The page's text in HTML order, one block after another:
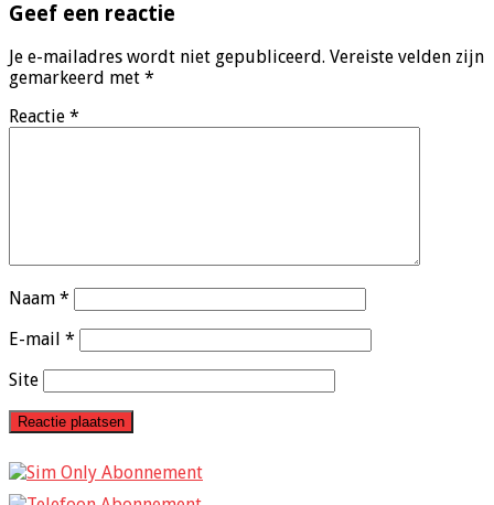
Geef een reactie
Je e-mailadres wordt niet gepubliceerd. Vereiste velden zijn
gemarkeerd met *
Reactie *
Naam *
E-mail *
Site